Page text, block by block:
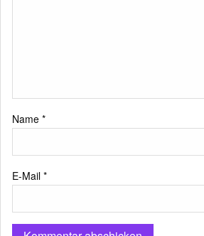
Name *
E-Mail *